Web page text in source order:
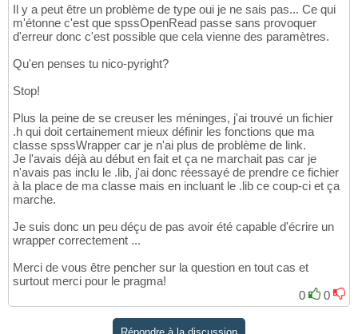
Il y a peut être un problème de type oui je ne sais pas... Ce qui
m'étonne c'est que spssOpenRead passe sans provoquer
d'erreur donc c'est possible que cela vienne des paramètres.
Qu'en penses tu nico-pyright?
Stop!
Plus la peine de se creuser les méninges, j'ai trouvé un fichier
.h qui doit certainement mieux définir les fonctions que ma
classe spssWrapper car je n'ai plus de problème de link.
Je l'avais déjà au début en fait et ça ne marchait pas car je
n'avais pas inclu le .lib, j'ai donc réessayé de prendre ce fichier
à la place de ma classe mais en incluant le .lib ce coup-ci et ça
marche.
Je suis donc un peu déçu de pas avoir été capable d'écrire un
wrapper correctement ...
Merci de vous être pencher sur la question en tout cas et
surtout merci pour le pragma!
0
0